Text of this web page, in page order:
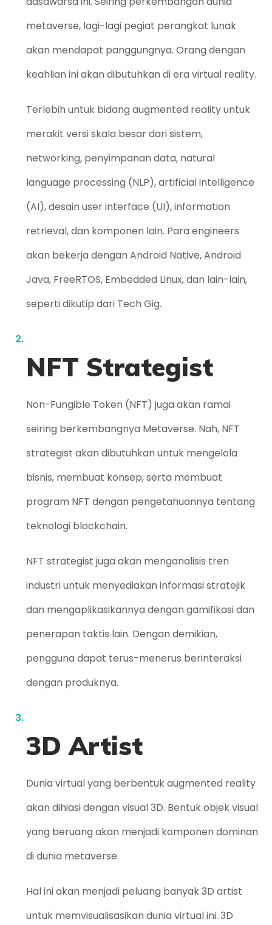
metaverse, lagi-lagi pegiat perangkat lunak
akan mendapat panggungnya. Orang dengan
keahlian ini akan dibutuhkan di era virtual reality.
Terlebih untuk bidang augmented reality untuk
merakit versi skala besar dari sistem,
networking, penyimpanan data, natural
language processing (NLP), artificial intelligence
(AI), desain user interface (UI), information
retrieval, dan komponen lain. Para engineers
akan bekerja dengan Android Native, Android
Java, FreeRTOS, Embedded Linux, dan lain-lain,
seperti dikutip dari Tech Gig.
NFT Strategist
Non-Fungible Token (NFT) juga akan ramai
seiring berkembangnya Metaverse. Nah, NFT
strategist akan dibutuhkan untuk mengelola
bisnis, membuat konsep, serta membuat
program NFT dengan pengetahuannya tentang
teknologi blockchain.
NFT strategist juga akan menganalisis tren
industri untuk menyediakan informasi stratejik
dan mengaplikasikannya dengan gamifikasi dan
penerapan taktis lain. Dengan demikian,
pengguna dapat terus-menerus berinteraksi
dengan produknya.
3D Artist
Dunia virtual yang berbentuk augmented reality
akan dihiasi dengan visual 3D. Bentuk objek visual
yang beruang akan menjadi komponen dominan
di dunia metaverse.
Hal ini akan menjadi peluang banyak 3D artist
untuk memvisualisasikan dunia virtual ini. 3D